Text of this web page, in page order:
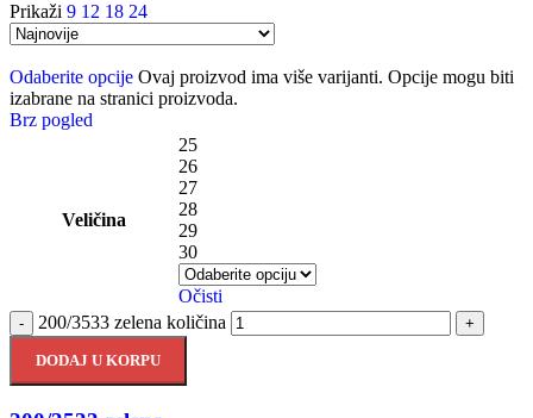
Prikaži 9 12 18 24
Odaberite opcije Ovaj proizvod ima više varijanti. Opcije mogu biti
izabrane na stranici proizvoda.
Brz pogled
Veličina
25
26
27
28
29
30
Očisti
- 200/3533 zelena količina +
DODAJ U KORPU